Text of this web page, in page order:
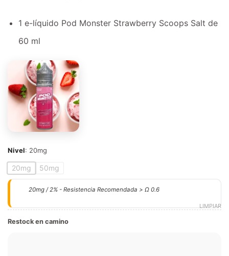
1 e-líquido Pod Monster Strawberry Scoops Salt de
60 ml
Nivel: 20mg
20mg 50mg
LIMPIAR
20mg / 2% - Resistencia Recomendada > Ω 0.6
Restock en camino